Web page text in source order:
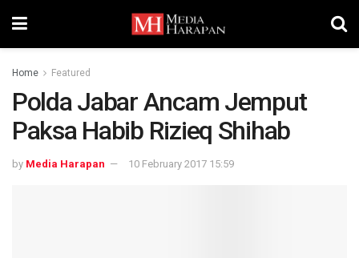
Home Featured
​Polda Jabar Ancam Jemput
Paksa Habib Rizieq Shihab
by Media Harapan 10 February 2017 15:59